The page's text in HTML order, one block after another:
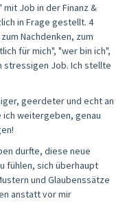
Job in der Finanz &
in Frage gestellt. 4
Nachdenken, zum
für mich", "wer bin ich",
stressigen Job. Ich stellte
geerdeter und echt an
ich weitergeben, genau
durfte, diese neue
fühlen, sich überhaupt
und Glaubenssätze
anstatt vor mir